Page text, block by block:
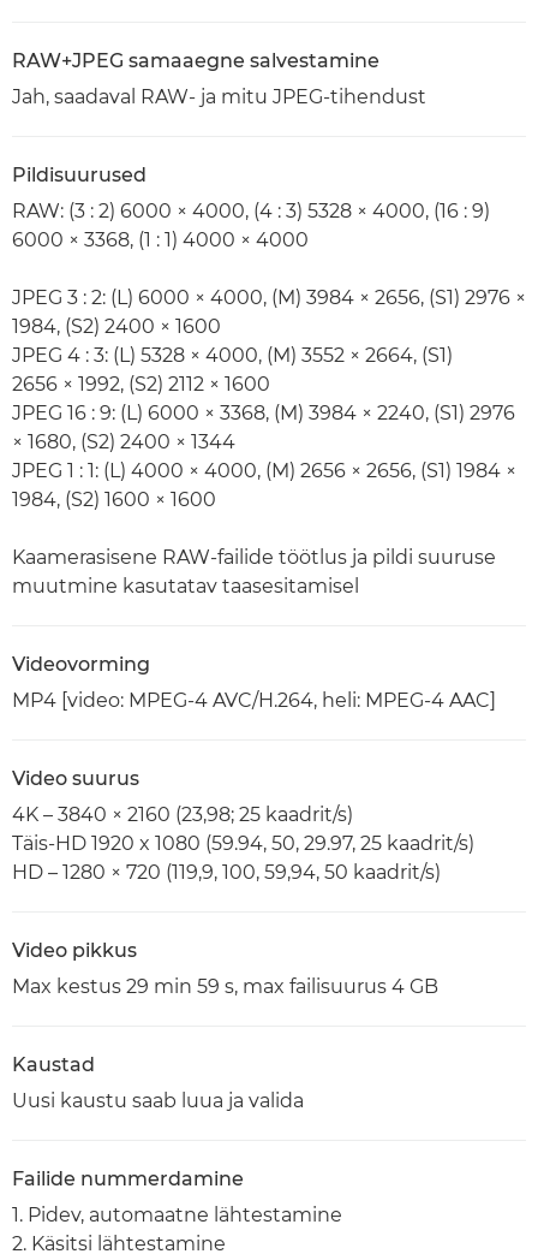
RAW+JPEG samaaegne salvestamine
Jah, saadaval RAW- ja mitu JPEG-tihendust
Pildisuurused
RAW: (3 : 2) 6000 × 4000, (4 : 3) 5328 × 4000, (16 : 9)
6000 × 3368, (1 : 1) 4000 × 4000
JPEG 3 : 2: (L) 6000 × 4000, (M) 3984 × 2656, (S1) 2976 ×
1984, (S2) 2400 × 1600
JPEG 4 : 3: (L) 5328 × 4000, (M) 3552 × 2664, (S1)
2656 × 1992, (S2) 2112 × 1600
JPEG 16 : 9: (L) 6000 × 3368, (M) 3984 × 2240, (S1) 2976
× 1680, (S2) 2400 × 1344
JPEG 1 : 1: (L) 4000 × 4000, (M) 2656 × 2656, (S1) 1984 ×
1984, (S2) 1600 × 1600
Kaamerasisene RAW-failide töötlus ja pildi suuruse
muutmine kasutatav taasesitamisel
Videovorming
MP4 [video: MPEG-4 AVC/H.264, heli: MPEG-4 AAC]
Video suurus
4K – 3840 × 2160 (23,98; 25 kaadrit/s)
Täis-HD 1920 x 1080 (59.94, 50, 29.97, 25 kaadrit/s)
HD – 1280 × 720 (119,9, 100, 59,94, 50 kaadrit/s)
Video pikkus
Max kestus 29 min 59 s, max failisuurus 4 GB
Kaustad
Uusi kaustu saab luua ja valida
Failide nummerdamine
1. Pidev, automaatne lähtestamine
2. Käsitsi lähtestamine